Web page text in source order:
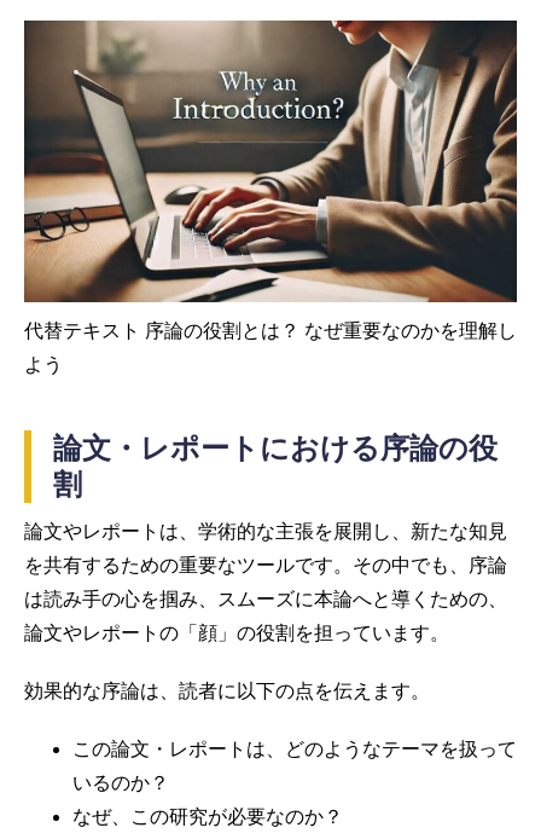
代替テキスト 序論の役割とは？ なぜ重要なのかを理解し
よう
論文・レポートにおける序論の役
割
論文やレポートは、学術的な主張を展開し、新たな知見
を共有するための重要なツールです。その中でも、序論
は読み手の心を掴み、スムーズに本論へと導くための、
論文やレポートの「顔」の役割を担っています。
効果的な序論は、読者に以下の点を伝えます。
この論文・レポートは、どのようなテーマを扱って
いるのか？
なぜ、この研究が必要なのか？